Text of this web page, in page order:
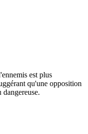
est plus
qu'une opposition